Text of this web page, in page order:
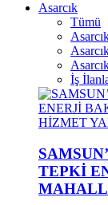
Asarcık
Tümü
İş
TEPKİ